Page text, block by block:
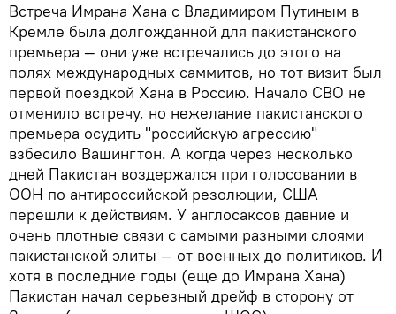
Встреча Имрана Хана с Владимиром Путиным в
Кремле была долгожданной для пакистанского
премьера — они уже встречались до этого на
полях международных саммитов, но тот визит был
первой поездкой Хана в Россию. Начало СВО не
отменило встречу, но нежелание пакистанского
премьера осудить "российскую агрессию"
взбесило Вашингтон. А когда через несколько
дней Пакистан воздержался при голосовании в
ООН по антироссийской резолюции, США
перешли к действиям. У англосаксов давние и
очень плотные связи с самыми разными слоями
пакистанской элиты — от военных до политиков. И
хотя в последние годы (еще до Имрана Хана)
Пакистан начал серьезный дрейф в сторону от